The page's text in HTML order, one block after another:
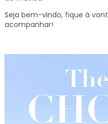
Seja bem-vindo, fique à
acompanhar!